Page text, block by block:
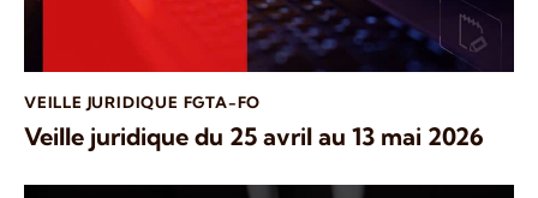
VEILLE JURIDIQUE FGTA-FO
Veille juridique du 25 avril au 13 mai 2026